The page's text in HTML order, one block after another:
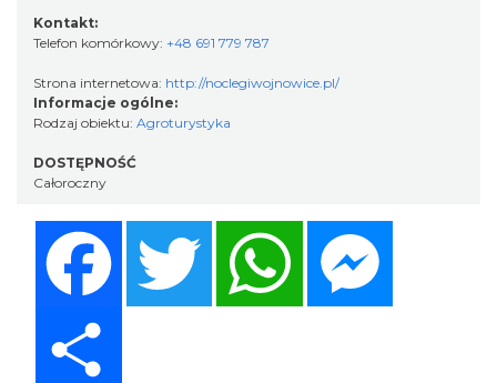
Kontakt:
Telefon komórkowy: +48 691 779 787
Strona internetowa: http://noclegiwojnowice.pl/
Informacje ogólne:
Rodzaj obiektu: Agroturystyka
DOSTĘPNOŚĆ
Całoroczny
Twitter